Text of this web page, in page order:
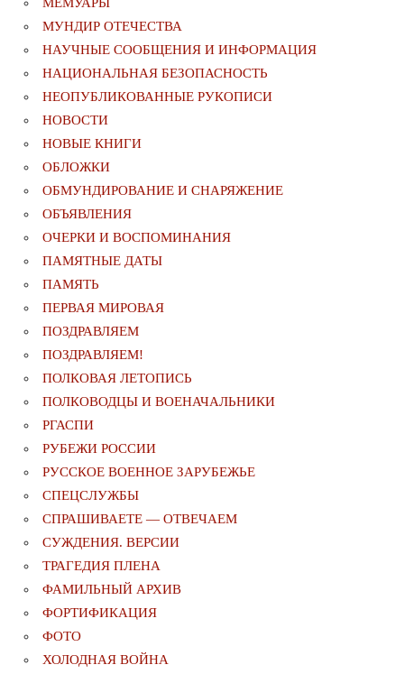
МУНДИР ОТЕЧЕСТВА
НАУЧНЫЕ СООБЩЕНИЯ И ИНФОРМАЦИЯ
НАЦИОНАЛЬНАЯ БЕЗОПАСНОСТЬ
НЕОПУБЛИКОВАННЫЕ РУКОПИСИ
НОВОСТИ
НОВЫЕ КНИГИ
ОБЛОЖКИ
ОБМУНДИРОВАНИЕ И СНАРЯЖЕНИЕ
ОБЪЯВЛЕНИЯ
ОЧЕРКИ И ВОСПОМИНАНИЯ
ПАМЯТНЫЕ ДАТЫ
ПАМЯТЬ
ПЕРВАЯ МИРОВАЯ
ПОЗДРАВЛЯЕМ
ПОЗДРАВЛЯЕМ!
ПОЛКОВАЯ ЛЕТОПИСЬ
ПОЛКОВОДЦЫ И ВОЕНАЧАЛЬНИКИ
РГАСПИ
РУБЕЖИ РОССИИ
РУССКОЕ ВОЕННОЕ ЗАРУБЕЖЬЕ
СПЕЦСЛУЖБЫ
СПРАШИВАЕТЕ — ОТВЕЧАЕМ
СУЖДЕНИЯ. ВЕРСИИ
ТРАГЕДИЯ ПЛЕНА
ФАМИЛЬНЫЙ АРХИВ
ФОРТИФИКАЦИЯ
ФОТО
ХОЛОДНАЯ ВОЙНА